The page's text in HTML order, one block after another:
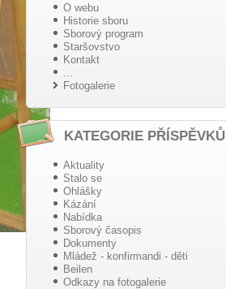
O webu
Historie sboru
Sborový program
Staršovstvo
Kontakt
Fotogalerie
KATEGORIE PŘÍSPĚVKŮ
Aktuality
Stalo se
Ohlášky
Kázání
Nabídka
Sborový časopis
Dokumenty
Mládež - konfirmandi - děti
Beilen
Odkazy na fotogalerie